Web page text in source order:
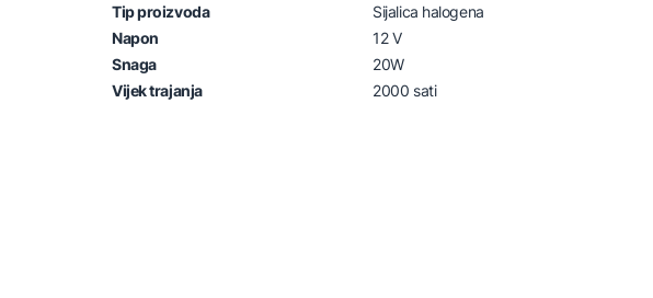
Tip proizvoda
Sijalica halogena
Napon
12 V
Snaga
20W
Vijek trajanja
2000 sati